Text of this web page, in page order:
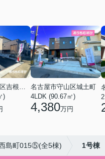
名古屋市守山区吉根２丁目
)
名古屋市守山区城土町
4LDK (90.67㎡)
4,380万円
島町015⑤(全5棟) 1号棟